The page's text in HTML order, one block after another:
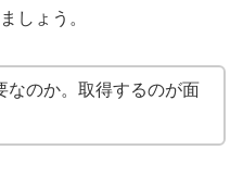
しょう。
なのか。取得するのが面